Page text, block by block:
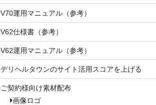
V70運用マニュアル（参考）
V62仕様書（参考）
V62運用マニュアル（参考）
デリヘルタウンのサイト活用スコアを上げる
ご契約様向け素材配布
画像ロゴ